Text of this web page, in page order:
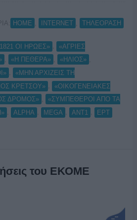
HOME INTERNET ΤΗΛΕΟΡΑΣΗ
ΟΙ ΗΡΩΕΣ»
«ΑΓΡΙΕΣ
«Η ΠΕΘΕΡΑ» «ΗΛΙΟΣ»
«ΜΗΝ ΑΡΧΙΖΕΙΣ ΤΗ
ΚΡΕΤΣΟΥ»
«ΟΙΚΟΓΕΝΕΙΑΚΕΣ
ΔΡΟΜΟΣ»
«ΣΥΜΠΕΘΕΡΟΙ ΑΠΟ ΤΑ
ALPHA MEGA ΑΝΤ1 ΕΡΤ
του ΕΚΟΜΕ